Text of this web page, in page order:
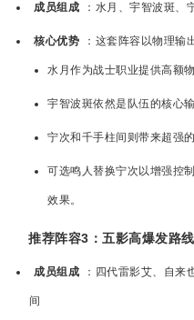
成员组成 ：水月、宇智波斑、
核心优势 ：这套阵容以物理输
水月作为战士职业提供高额
宇智波斑依然是队伍的核心
宁次和千手柱间则带来超强
可选鸣人替换宁次以增强控
效果。
推荐阵容3：五影高爆发路线
成员组成 ：四代雷影艾、自来
间